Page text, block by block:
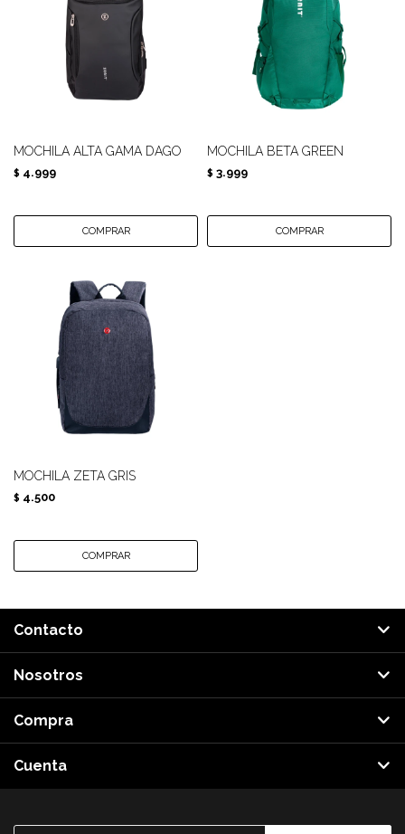
MOCHILA ALTA GAMA DAGO
$ 4.999
MOCHILA BETA GREEN
$ 3.999
MOCHILA ZETA GRIS
$ 4.500
Contacto
Nosotros
Compra
Cuenta